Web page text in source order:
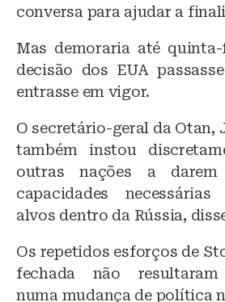
conversa para ajudar a
Mas demoraria até
decisão dos EUA
entrasse em vigor.
O secretário-geral da Otan,
também instou
outras nações a
capacidades
alvos dentro da Rússia,
Os repetidos esforços de
fechada não resultaram
numa mudança de política